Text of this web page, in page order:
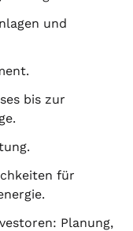
und
bis zur
für
Planung,